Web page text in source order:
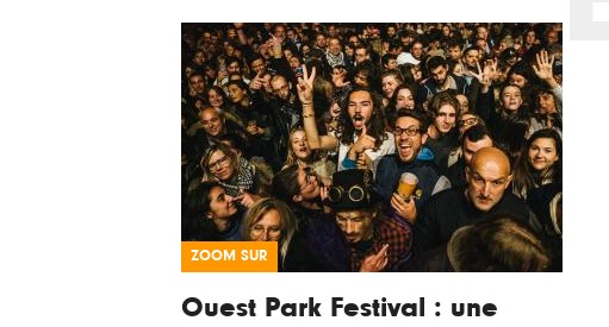
ZOOM SUR
Ouest Park Festival : une